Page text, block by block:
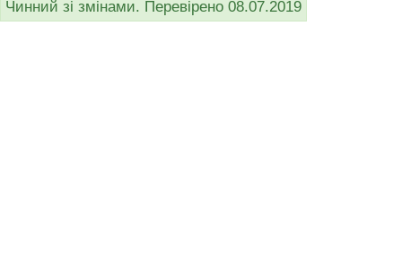
Чинний зі змінами. Перевірено 08.07.2019